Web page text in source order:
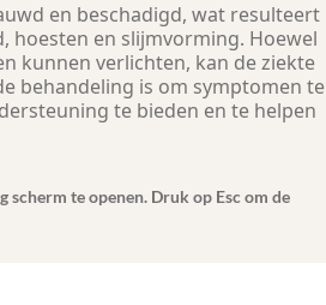
en beschadigd, wat resulteert
hoesten en slijmvorming. Hoewel
kunnen verlichten, kan de ziekte
behandeling is om symptomen te
te bieden en te helpen
te openen. Druk op Esc om de